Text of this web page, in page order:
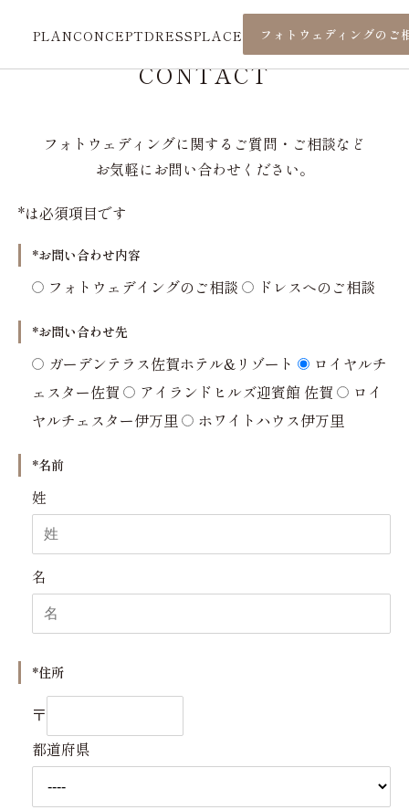
PLANCONCEPTDRESSPLACE フォトウェディングのご
CONTACT
フォトウェディングに関するご質問・ご相談など
お気軽にお問い合わせください。
*は必須項目です
*お問い合わせ内容
フォトウェデイングのご相談 ドレスへのご相談
*お問い合わせ先
ガーデンテラス佐賀ホテル&リゾート
ロイヤルチ
ェスター佐賀
アイランドヒルズ迎賓館 佐賀
ロイ
ヤルチェスター伊万里
ホワイトハウス伊万里
*名前
姓
名
*住所
〒
都道府県